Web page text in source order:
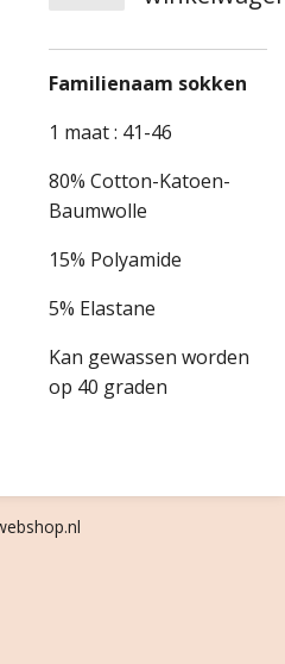
Familienaam sokken
1 maat : 41-46
80% Cotton-Katoen-
Baumwolle
15% Polyamide
5% Elastane
Kan gewassen worden
op 40 graden